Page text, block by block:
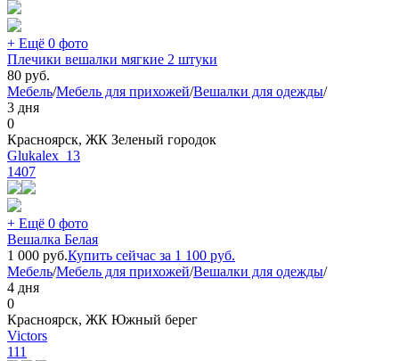
+ Ещё 0 фото
Плечики вешалки мягкие 2 штуки
80 руб.
Мебель/Мебель для прихожей/Вешалки для одежды/
3 дня
0
Красноярск, ЖК Зеленый городок
Glukalex_13
1407
+ Ещё 0 фото
Вешалка Белая
1 000 руб.Купить сейчас за 1 100 руб.
Мебель/Мебель для прихожей/Вешалки для одежды/
4 дня
0
Красноярск, ЖК Южный берег
Victors
111